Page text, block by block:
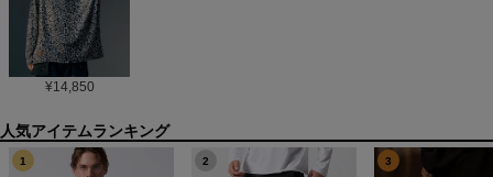
¥14,850
1 2 3